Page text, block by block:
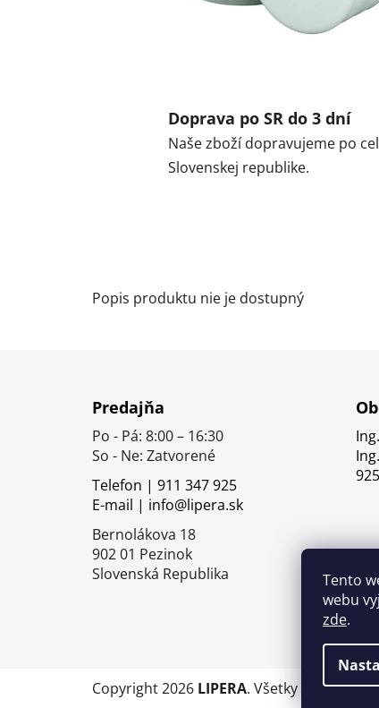
Tento
webu
zde.
Doprava po SR do 3 dní
Naše zboží dopravujeme po
Slovenskej republike.
Popis produktu nie je dostupný
Predajňa
Po - Pá: 8:00 – 16:30
So - Ne: Zatvorené
Telefon | 911 347 925
E-mail | info@lipera.sk
Bernolákova 18
902 01 Pezinok
Slovenská Republika
925
Copyright 2026 LIPERA. Všetky práva